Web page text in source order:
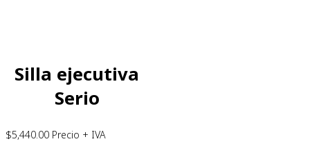
Silla ejecutiva
Serio
$5,440.00 Precio + IVA